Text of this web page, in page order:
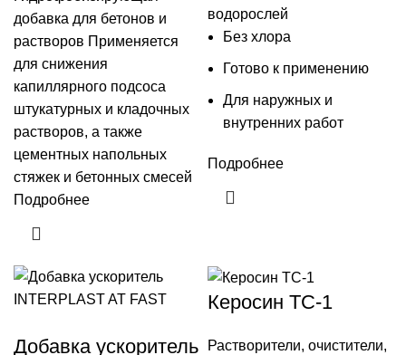
добавка для бетонов и
растворов Применяется
для снижения
капиллярного подсоса
штукатурных и кладочных
растворов, а также
цементных напольных
стяжек и бетонных смесей
Подробнее
водорослей
Без хлора
Готово к применению
Для наружных и
внутренних работ
Подробнее
Добавка ускоритель
Керосин ТС-1
Растворители, очистители,